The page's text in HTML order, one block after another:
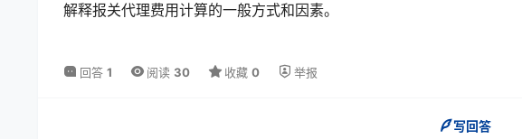
解释报关代理费用计算的一般方式和因素。
回答 1 阅读 30 收藏 0 举报
写回答